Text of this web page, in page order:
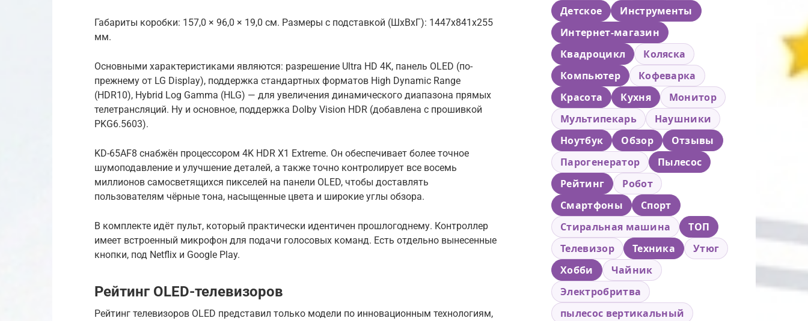
Габариты коробки: 157,0 × 96,0 × 19,0 см. Размеры с подставкой (ШxВxГ): 1447x841x255
мм.
Основными характеристиками являются: разрешение Ultra HD 4K, панель OLED (по-
прежнему от LG Display), поддержка стандартных форматов High Dynamic Range
(HDR10), Hybrid Log Gamma (HLG) — для увеличения динамического диапазона прямых
телетрансляций. Ну и основное, поддержка Dolby Vision HDR (добавлена ​​с прошивкой
PKG6.5603).
KD-65AF8 снабжён процессором 4K HDR X1 Extreme. Он обеспечивает более точное
шумоподавление и улучшение деталей, а также точно контролирует все восемь
миллионов самосветящихся пикселей на панели OLED, чтобы доставлять
пользователям чёрные тона, насыщенные цвета и широкие углы обзора.
В комплекте идёт пульт, который практически идентичен прошлогоднему. Контроллер
имеет встроенный микрофон для подачи голосовых команд. Есть отдельно вынесенные
кнопки, под Netflix и Google Play.
Рейтинг OLED-телевизоров
Рейтинг телевизоров OLED представил только модели по инновационным технологиям,
Детское
Инструменты
Интернет-магазин
Квадроцикл
Коляска
Компьютер
Кофеварка
Красота
Кухня
Монитор
Мультипекарь
Наушники
Ноутбук
Обзор
Отзывы
Парогенератор
Пылесос
Рейтинг
Робот
Смартфоны
Спорт
Стиральная машина
ТОП
Телевизор
Техника
Утюг
Хобби
Чайник
Электробритва
пылесос вертикальный